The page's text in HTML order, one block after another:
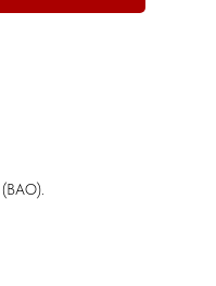
(ВАО).